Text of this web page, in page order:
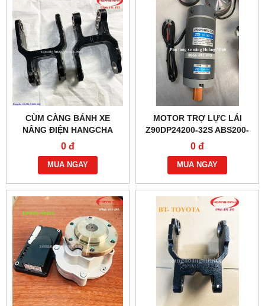
CÙM CÀNG BÁNH XE
NÂNG ĐIỆN HANGCHA
ABS200-310001-000
0 đ
MUA NGAY
MOTOR TRỢ LỰC LÁI
Z90DP24200-32S ABS200-
116000-G00
0 đ
MUA NGAY